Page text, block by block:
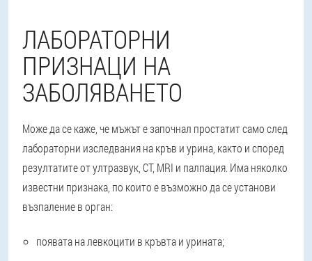
ЛАБОРАТОРНИ
ПРИЗНАЦИ НА
ЗАБОЛЯВАНЕТО
Може да се каже, че мъжът е започнал простатит само след
лабораторни изследвания на кръв и урина, както и според
резултатите от ултразвук, CT, MRI и палпация. Има няколко
известни признака, по които е възможно да се установи
възпаление в орган:
появата на левкоцити в кръвта и урината;